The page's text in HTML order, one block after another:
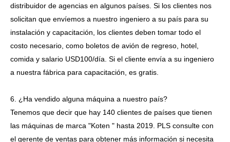
distribuidor de agencias en algunos países. Si los clientes nos
solicitan que envíemos a nuestro ingeniero a su país para su
instalación y capacitación, los clientes deben tomar todo el
costo necesario, como boletos de avión de regreso, hotel,
comida y salario USD100/día. Si el cliente envía a su ingeniero
a nuestra fábrica para capacitación, es gratis.
6. ¿Ha vendido alguna máquina a nuestro país?
Tenemos que decir que hay 140 clientes de países que tienen
las máquinas de marca "Koten " hasta 2019. PLS consulte con
el gerente de ventas para obtener más información si necesita